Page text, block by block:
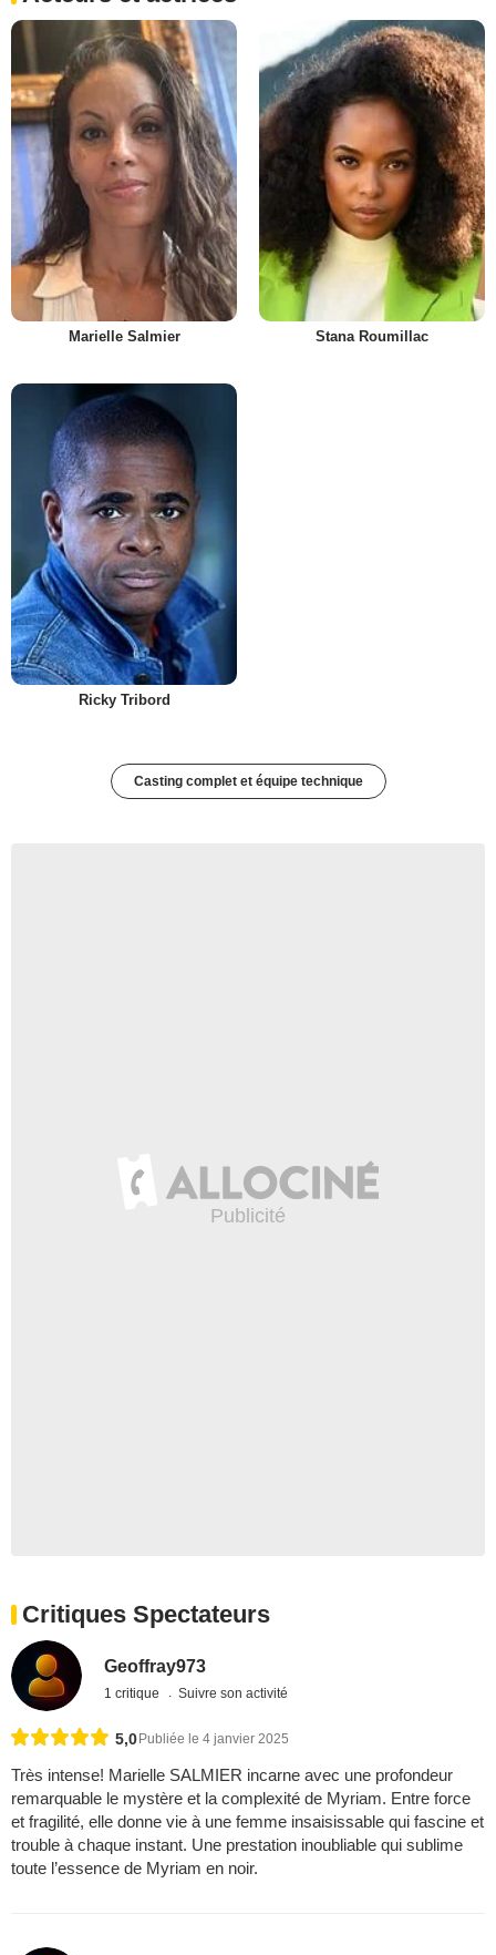
Marielle Salmier Stana Roumillac
Ricky Tribord
Casting complet et équipe technique
Critiques Spectateurs
Geoffray973
1 critique Suivre son activité
5,0 Publiée le 4 janvier 2025
Très intense! Marielle SALMIER incarne avec une profondeur
remarquable le mystère et la complexité de Myriam. Entre force
et fragilité, elle donne vie à une femme insaisissable qui fascine et
trouble à chaque instant. Une prestation inoubliable qui sublime
toute l’essence de Myriam en noir.